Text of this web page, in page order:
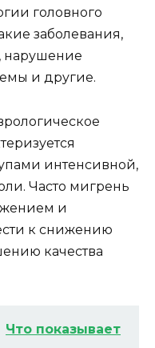
головного
заболевания,
нарушение
и другие.
интенсивной,
Часто мигрень
и
к снижению
качества
Что показывает